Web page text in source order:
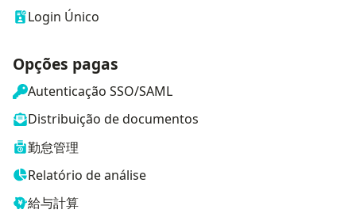
Login Único
Opções pagas
Autenticação SSO/SAML
Distribuição de documentos
勤怠管理
Relatório de análise
給与計算